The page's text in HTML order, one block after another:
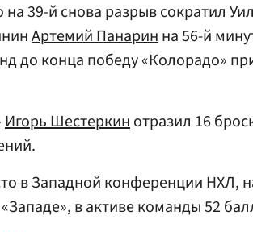
39-й снова разрыв сократил
Артемий Панаринна 56-й
до конца победу «Колорадо»
Игорь Шестеркинотразил 16
в Западной конференции НХЛ,
в активе команды 52